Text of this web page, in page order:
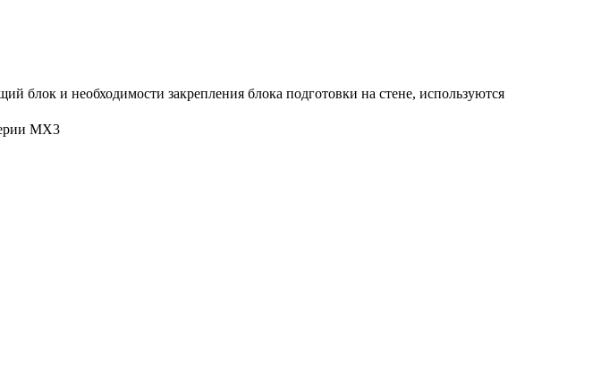
блок и необходимости закрепления блока подготовки на стене, используются
MX3